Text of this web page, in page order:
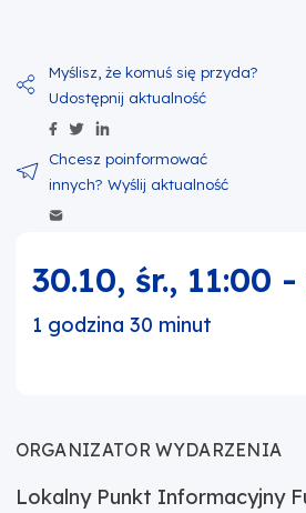
Udostępnij zawartość na
Udostępnij zawartość
30.10, śr., 11:00 -
1 godzina 30 minut
ORGANIZATOR WYDARZENIA
Lokalny Punkt Informacyjny